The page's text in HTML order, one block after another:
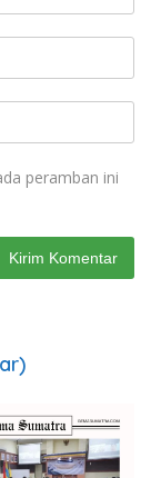
peramban ini